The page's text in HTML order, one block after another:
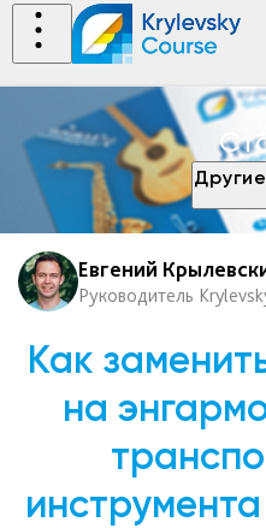
Евгений
Руководитель
Как
на